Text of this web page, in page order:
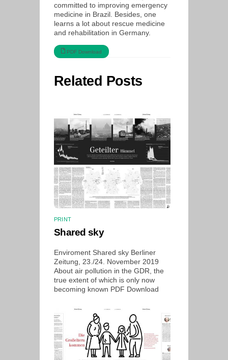
committed to improving emergency
medicine in Brazil. Besides, one
learns a lot about rescue medicine
and rehabilitation in Germany.
PDF Download
Related Posts
PRINT
Shared sky
Enviroment Shared sky Berliner
Zeitung, 23./24. November 2019
About air pollution in the GDR, the
true extent of which is only now
becoming known PDF Download